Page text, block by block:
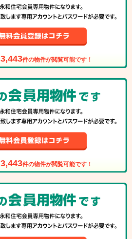
3,443件の物件が閲覧可能です！
3,443件の物件が閲覧可能です！